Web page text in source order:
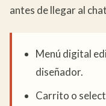
antes de llegar al
Menú digital
diseñador.
Carrito o